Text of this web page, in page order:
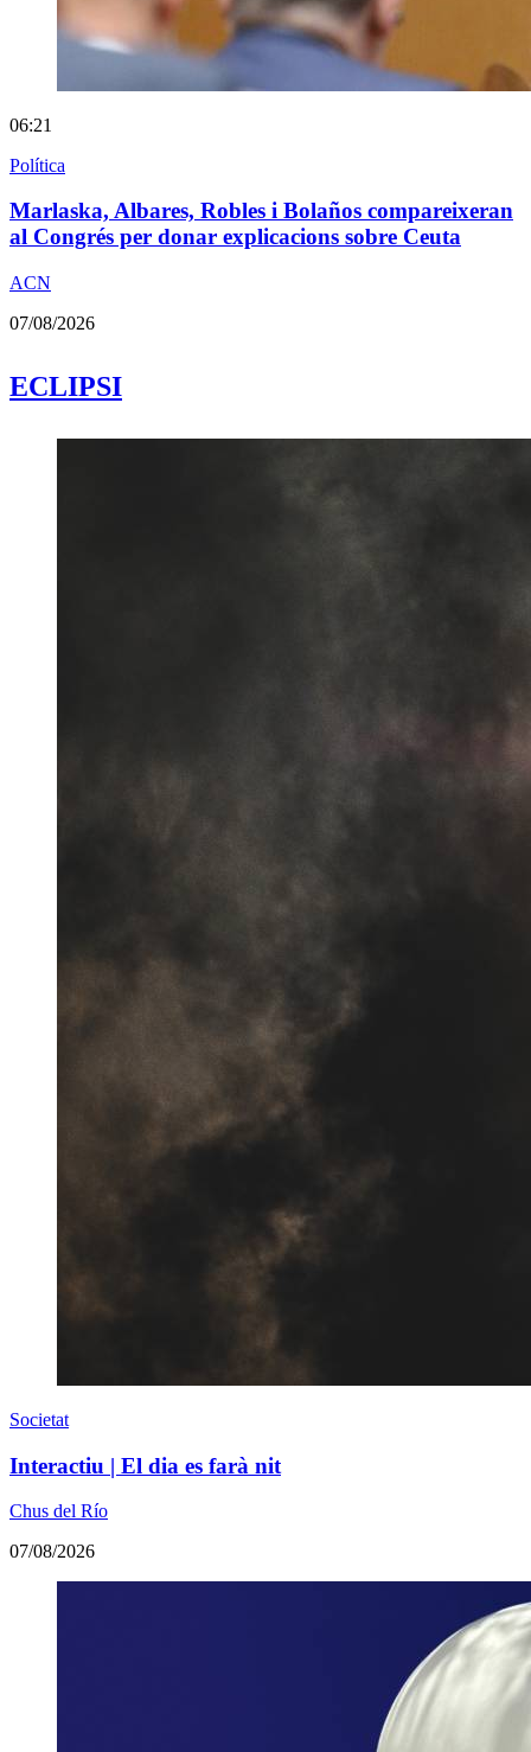
06:21
Política
Marlaska, Albares, Robles i Bolaños compareixeran
al Congrés per donar explicacions sobre Ceuta
ACN
07/08/2026
ECLIPSI
Societat
Interactiu | El dia es farà nit
Chus del Río
07/08/2026